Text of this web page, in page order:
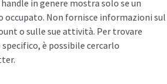
in genere mostra solo se un
occupato. Non fornisce informazioni sul
o sulle sue attività. Per trovare
è possibile cercarlo